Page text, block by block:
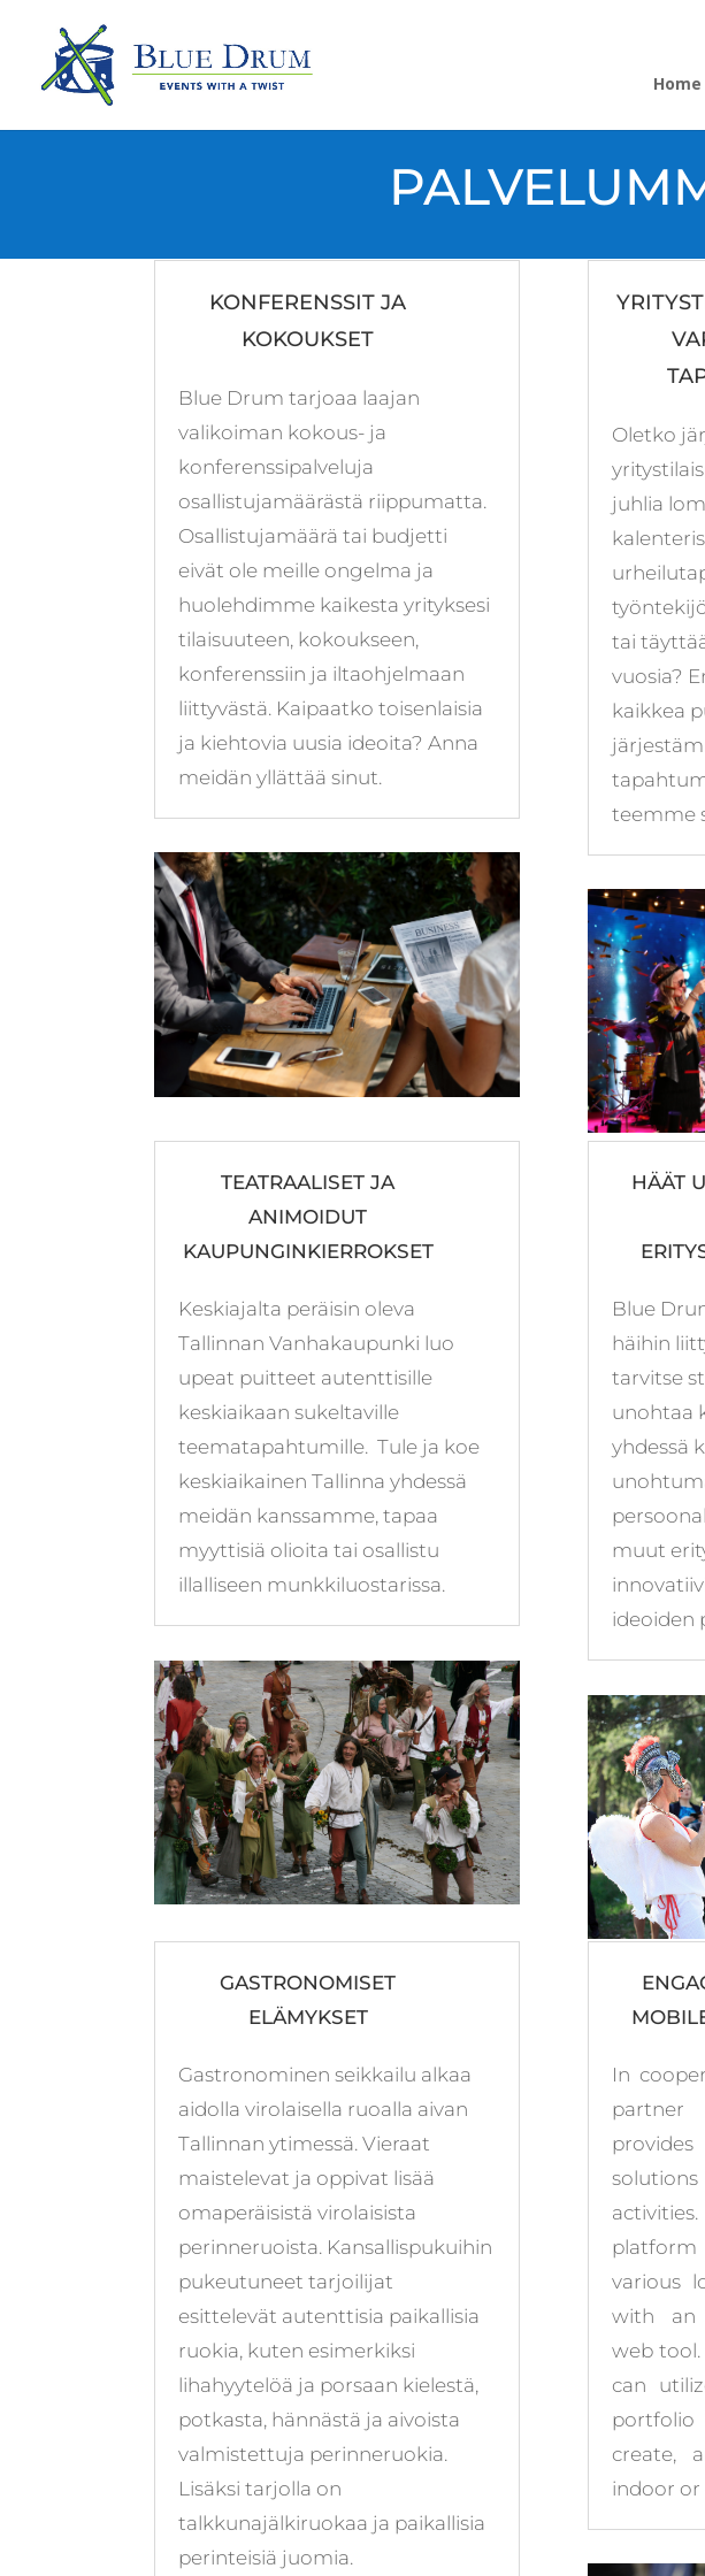
Home
PALVELUMME
KONFERENSSIT JA
KOKOUKSET
Blue Drum tarjoaa laajan
valikoiman kokous- ja
konferenssipalveluja
osallistujamäärästä riippumatta.
Osallistujamäärä tai budjetti
eivät ole meille ongelma ja
huolehdimme kaikesta yrityksesi
tilaisuuteen, kokoukseen,
konferenssiin ja iltaohjelmaan
liittyvästä. Kaipaatko toisenlaisia
ja kiehtovia uusia ideoita? Anna
meidän yllättää sinut.
Oletko
juhlia
tai
vuosia?
kaikkea
teemme
TEATRAALISET JA
ANIMOIDUT
KAUPUNGINKIERROKSET
Keskiajalta peräisin oleva
Tallinnan Vanhakaupunki luo
upeat puitteet autenttisille
keskiaikaan sukeltaville
teematapahtumille. Tule ja koe
keskiaikainen Tallinna yhdessä
meidän kanssamme, tapaa
myyttisiä olioita tai osallistu
illalliseen munkkiluostarissa.
HÄÄT
Blue
häihin
tarvitse
unohtaa
yhdessä
muut
ideoiden
GASTRONOMISET
ELÄMYKSET
Gastronominen seikkailu alkaa
aidolla virolaisella ruoalla aivan
Tallinnan ytimessä. Vieraat
maistelevat ja oppivat lisää
omaperäisistä virolaisista
perinneruoista. Kansallispukuihin
pukeutuneet tarjoilijat
esittelevät autenttisia paikallisia
ruokia, kuten esimerkiksi
lihahyytelöä ja porsaan kielestä,
potkasta, hännästä ja aivoista
valmistettuja perinneruokia.
Lisäksi tarjolla on
talkkunajälkiruokaa ja paikallisia
perinteisiä juomia.
In
various
with an
web
can
create,
indoor or